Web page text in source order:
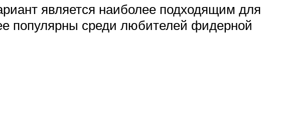
является наиболее подходящим для
популярны среди любителей фидерной